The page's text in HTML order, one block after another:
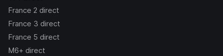
France 2 direct
France 3 direct
France 5 direct
M6+ direct